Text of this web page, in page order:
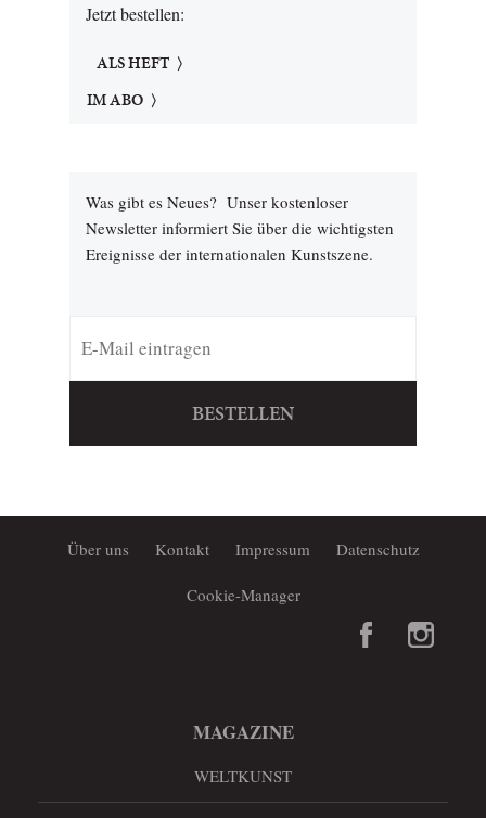
Jetzt bestellen:
ALS HEFT
IM ABO
Was gibt es Neues? Unser kostenloser
Newsletter informiert Sie über die wichtigsten
Ereignisse der internationalen Kunstszene.
BESTELLEN
Über uns Kontakt Impressum Datenschutz
Cookie-Manager
MAGAZINE
WELTKUNST